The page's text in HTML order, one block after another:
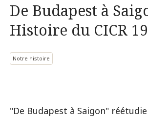
De Budapest à
Histoire du CICR
Notre histoire
"De Budapest à Saigon"